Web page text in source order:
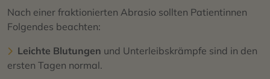
Nach einer fraktionierten Abrasio sollten Patientinnen
Folgendes beachten:
Leichte Blutungen und Unterleibskrämpfe sind in den
ersten Tagen normal.